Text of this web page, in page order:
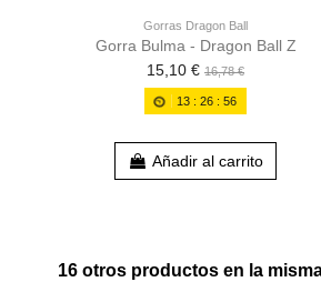
Gorras Dragon Ball
Gorra Bulma - Dragon Ball Z
15,10 € 16,78 €
13 :26 :55
Añadir al carrito
16 otros productos en la